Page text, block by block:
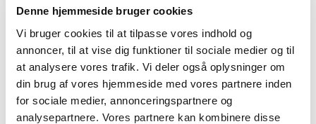
Denne hjemmeside bruger cookies
Vi bruger cookies til at tilpasse vores indhold og
annoncer, til at vise dig funktioner til sociale medier og til
at analysere vores trafik. Vi deler også oplysninger om
din brug af vores hjemmeside med vores partnere inden
for sociale medier, annonceringspartnere og
analysepartnere. Vores partnere kan kombinere disse
2026 (84)
2025 (158)
2024 (224)
2023 (195)
2022 (197)
2021 (516)